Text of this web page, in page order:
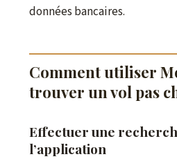
données bancaires.
Comment utiliser
trouver un vol pas
Effectuer une
l’application